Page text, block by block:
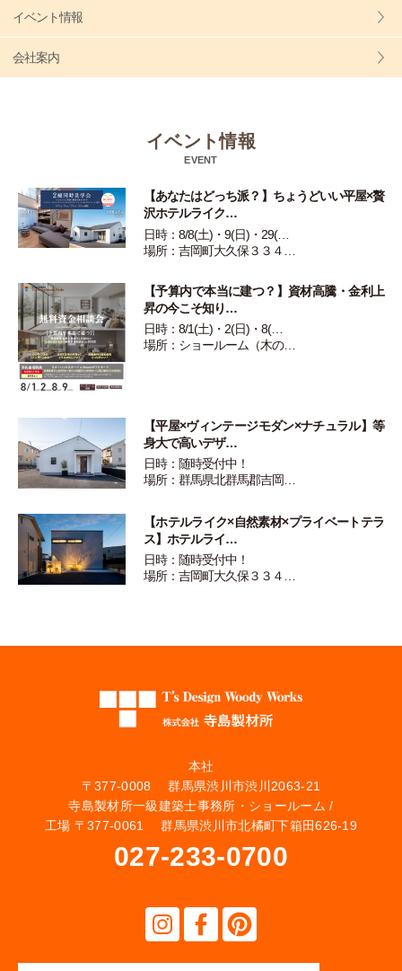
イベント情報
会社案内
イベント情報
EVENT
【あなたはどっち派？】ちょうどいい平屋×贅
沢ホテルライク…
日時：8/8(土)・9(日)・29(…
場所：吉岡町大久保３３４…
【予算内で本当に建つ？】資材高騰・金利上
昇の今こそ知り…
日時：8/1(土)・2(日)・8(…
場所：ショールーム（木の…
【平屋×ヴィンテージモダン×ナチュラル】等
身大で高いデザ…
日時：随時受付中！
場所：群馬県北群馬郡吉岡…
【ホテルライク×自然素材×プライベートテラ
ス】ホテルライ…
日時：随時受付中！
場所：吉岡町大久保３３４…
本社
〒377-0008 群馬県渋川市渋川2063-21
寺島製材所一級建築士事務所・ショールーム /
工場 〒377-0061 群馬県渋川市北橘町下箱田626-19
027-233-0700